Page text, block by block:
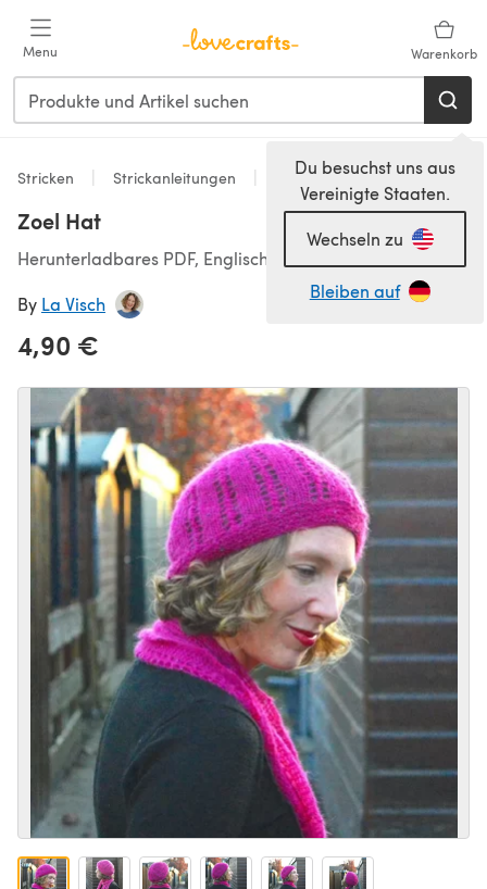
Menu Warenkorb
Du besuchst uns aus
Vereinigte Staaten.
Wechseln zu
Bleiben auf
Stricken Strickanleitungen Accessoires
Zoel Hat
Herunterladbares PDF, Englisch
By La Visch
4,90 €